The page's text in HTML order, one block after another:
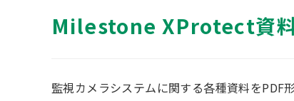
Milestone XProtect資料
監視カメラシステムに関する各種資料をPDF